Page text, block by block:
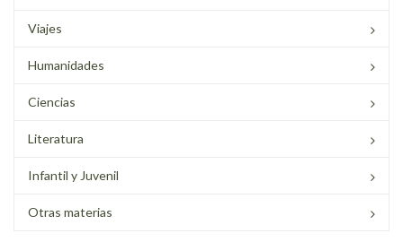
Viajes
Humanidades
Ciencias
Literatura
Infantil y Juvenil
Otras materias